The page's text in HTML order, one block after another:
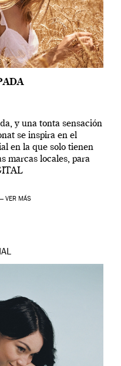
y una tonta sensación
se inspira en el
en la que solo tienen
marcas locales, para
VER MÁS